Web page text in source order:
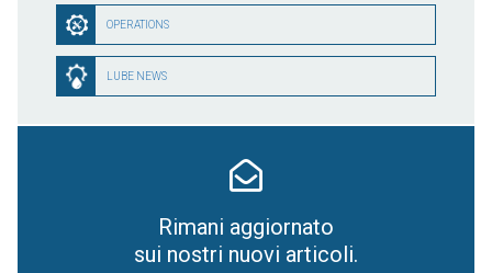
OPERATIONS
LUBE NEWS
Rimani aggiornato
sui nostri nuovi articoli.